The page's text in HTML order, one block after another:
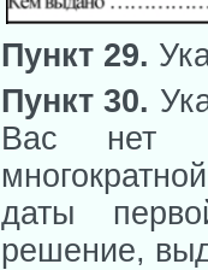
Пункт 29.
Пункт 30.
Вас нет
даты
решение,